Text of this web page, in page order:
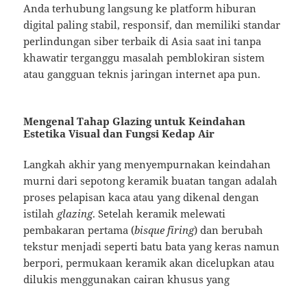
Anda terhubung langsung ke platform hiburan
digital paling stabil, responsif, dan memiliki standar
perlindungan siber terbaik di Asia saat ini tanpa
khawatir terganggu masalah pemblokiran sistem
atau gangguan teknis jaringan internet apa pun.
Mengenal Tahap Glazing untuk Keindahan
Estetika Visual dan Fungsi Kedap Air
Langkah akhir yang menyempurnakan keindahan
murni dari sepotong keramik buatan tangan adalah
proses pelapisan kaca atau yang dikenal dengan
istilah glazing. Setelah keramik melewati
pembakaran pertama (bisque firing) dan berubah
tekstur menjadi seperti batu bata yang keras namun
berpori, permukaan keramik akan dicelupkan atau
dilukis menggunakan cairan khusus yang